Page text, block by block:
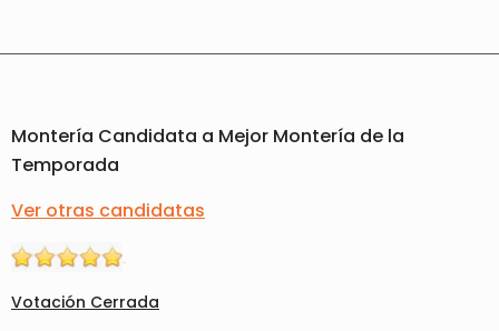
Montería Candidata a Mejor Montería de la
Temporada
Ver otras candidatas
Votación Cerrada